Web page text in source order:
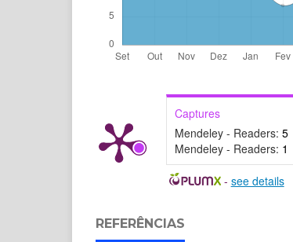
Captures
Mendeley - Readers: 5
Mendeley - Readers: 1
- see details
REFERÊNCIAS